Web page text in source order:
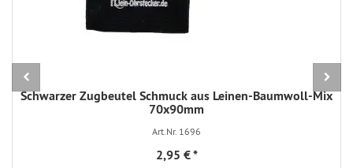
Schwarzer Zugbeutel Schmuck aus Leinen-Baumwoll-Mix
70x90mm
Art.Nr. 1696
2,95 €*